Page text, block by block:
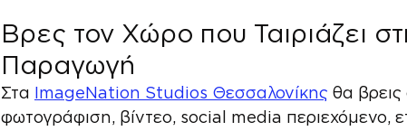
Βρες τον Χώρο που Ταιριάζει
Παραγωγή
Στα ImageNation Studios Θεσσαλονίκης θα βρεις
φωτογράφιση, βίντεο, social media περιεχόμενο,